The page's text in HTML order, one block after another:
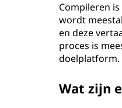
Compileren
wordt
en deze
proces is
doelplatform.
Wat zijn